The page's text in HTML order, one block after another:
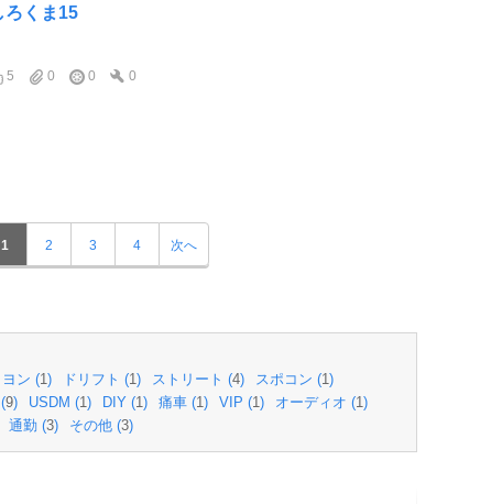
ろくま15
5 0 0 0
1 2 3 4 次へ
ン (1) ドリフト (1) ストリート (4) スポコン (1)
9) USDM (1) DIY (1) 痛車 (1) VIP (1) オーディオ (1)
通勤 (3) その他 (3)